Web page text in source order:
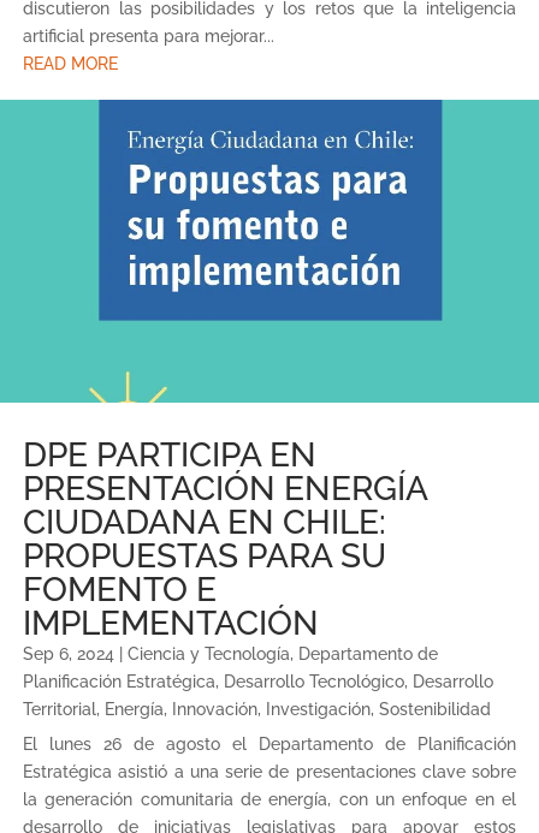
discutieron las posibilidades y los retos que la inteligencia
artificial presenta para mejorar...
READ MORE
DPE PARTICIPA EN
PRESENTACIÓN ENERGÍA
CIUDADANA EN CHILE:
PROPUESTAS PARA SU
FOMENTO E
IMPLEMENTACIÓN
Sep 6, 2024 Ciencia y Tecnología, Departamento de
Planificación Estratégica, Desarrollo Tecnológico, Desarrollo
Territorial, Energía, Innovación, Investigación, Sostenibilidad
El lunes 26 de agosto el Departamento de Planificación
Estratégica asistió a una serie de presentaciones clave sobre
la generación comunitaria de energía, con un enfoque en el
desarrollo de iniciativas legislativas para apoyar estos